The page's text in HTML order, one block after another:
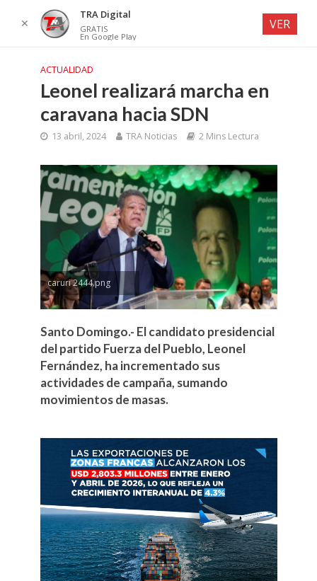
ACTUALIDAD
Leonel realizará marcha en
caravana hacia SDN
13 abril, 2024 TRA Noticias 2 Mins Lectura
caruri 2444.png
Santo Domingo.- El candidato presidencial
del partido Fuerza del Pueblo, Leonel
Fernández, ha incrementado sus
actividades de campaña, sumando
movimientos de masas.
✕
TRA Digital
GRATIS
En Google Play
VER